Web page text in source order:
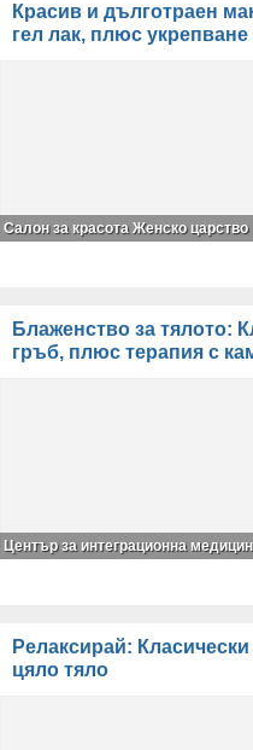
Красив и дълготраен
гел лак, плюс
Салон за красота Женско царство
Блаженство за тялото:
гръб, плюс терапия с
Център за интеграционна
Релаксирай:
цяло тяло